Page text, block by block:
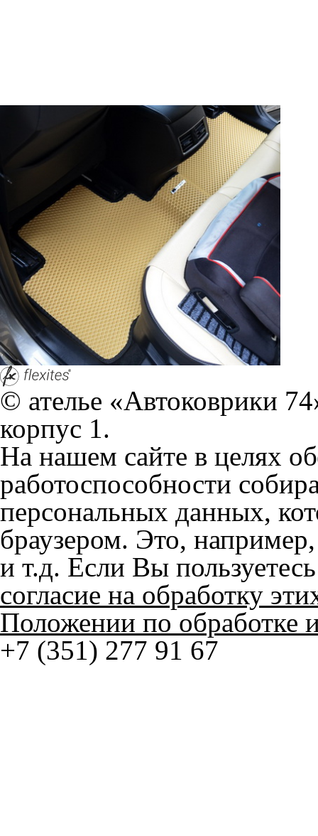
© ателье «Автоковрики
корпус 1.
На нашем сайте в целях
работоспособности
персональных данных,
браузером. Это,
и т.д. Если Вы
согласие на обработку
Положении по обработке
+7 (351) 277 91 67